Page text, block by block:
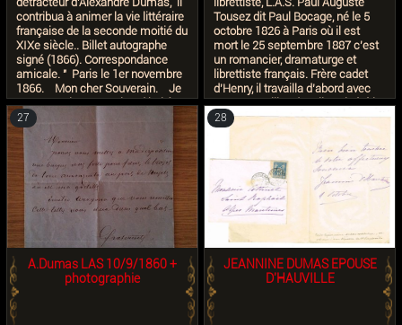
contribua à animer la vie littéraire
française de la seconde moitié du
XIXe siècle.. Billet autographe
signé (1866). Correspondance
amicale. " Paris le 1er novembre
1866. Mon cher Souverain. Je
trouve seulement aujourd'hui, à
mon retour des Vosges, votre
bonne et affectueuse petite lettre,
qui a couru après moi de Nancy à
Paris, de Paris au Havre, du Havre
je ne sais où, et qui est revenue
m'attendre près de trois mois ici.
Le dernier coup qui m'a frappé
était trop cruel. Je ne me suis
sauvé du désespoir que par
l'agitation et les voyages. Merci,
mon vieux camarade, de votre
sympathique et amical souvenir.
J'irai vous serrer la main un de
ces jours. Eugène de Mirecourt.
Tousez dit Paul Bocage, né le 5
octobre 1826 à Paris où il est
mort le 25 septembre 1887 c'est
un romancier, dramaturge et
librettiste français. Frère cadet
d'Henry, il travailla d’abord avec
Octave Feuillet, dont il avait été le
condisciple au collège Louis-le-
Grand, sous le nom de plume
collectif de Désiré Hazard. On doit
encore à Paul Bocage Maître
Wolframb, libretto pour le
Théâtre-Lyrique, avec Joseph
Méry (1855) ; Janot chez les
Sauvages, vaudeville en un acte,
joué aux Variétés (avec Théodore
Cogniard). Il a écrit, sous le titre
de « Bric-à-Brac » les articles de
fantaisie dans le Mousquetaire et
on lui attribue la paternité littéraire
des Mohicans de Paris, long
A.Dumas LAS 10/9/1860 +
photographie
27
JEANNINE DUMAS EPOUSE
D'HAUVILLE
28